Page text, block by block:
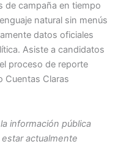
de campaña en tiempo
natural sin menús
datos oficiales
Asiste a candidatos
proceso de reporte
Cuentas Claras
información pública
actualmente